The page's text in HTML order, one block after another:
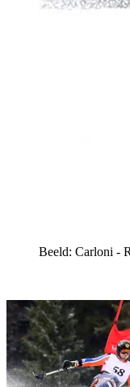
Beeld: Carloni -